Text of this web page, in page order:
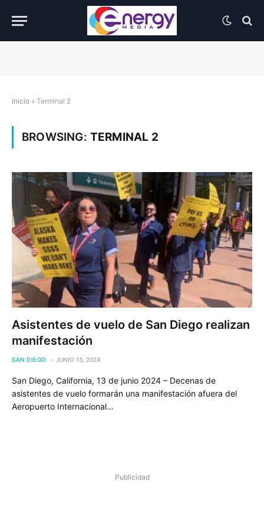
Inicio » Terminal 2
BROWSING: TERMINAL 2
Asistentes de vuelo de San Diego realizan
manifestación
SAN DIEGO JUNIO 13, 2024
San Diego, California, 13 de junio 2024 – Decenas de
asistentes de vuelo formarán una manifestación afuera del
Aeropuerto Internacional…
Publicidad